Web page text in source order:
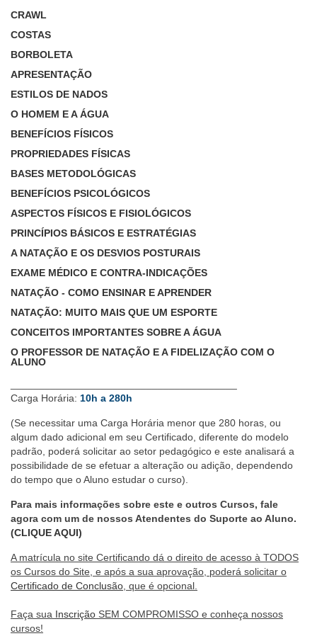
CRAWL
COSTAS
BORBOLETA
APRESENTAÇÃO
ESTILOS DE NADOS
O HOMEM E A ÁGUA
BENEFÍCIOS FÍSICOS
PROPRIEDADES FÍSICAS
BASES METODOLÓGICAS
BENEFÍCIOS PSICOLÓGICOS
ASPECTOS FÍSICOS E FISIOLÓGICOS
PRINCÍPIOS BÁSICOS E ESTRATÉGIAS
A NATAÇÃO E OS DESVIOS POSTURAIS
EXAME MÉDICO E CONTRA-INDICAÇÕES
NATAÇÃO - COMO ENSINAR E APRENDER
NATAÇÃO: MUITO MAIS QUE UM ESPORTE
CONCEITOS IMPORTANTES SOBRE A ÁGUA
O PROFESSOR DE NATAÇÃO E A FIDELIZAÇÃO COM O
ALUNO
Carga Horária: 10h a 280h
(Se necessitar uma Carga Horária menor que 280 horas, ou
algum dado adicional em seu Certificado, diferente do modelo
padrão, poderá solicitar ao setor pedagógico e este analisará a
possibilidade de se efetuar a alteração ou adição, dependendo
do tempo que o Aluno estudar o curso).
Para mais informações sobre este e outros Cursos, fale
agora com um de nossos Atendentes do Suporte ao Aluno.
(CLIQUE AQUI)
A matrícula no site Certificando dá o direito de acesso à TODOS
os Cursos do Site, e após a sua aprovação, poderá solicitar o
Certificado de Conclusão , que é opcional.
Faça sua Inscrição SEM COMPROMISSO e conheça nossos
cursos!